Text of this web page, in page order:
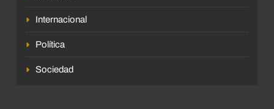
Internacional
Política
Sociedad